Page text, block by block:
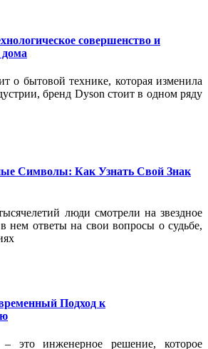
совершенство и
о бытовой технике, которая изменила
бренд Dyson стоит в одном ряду
Символы: Как Узнать Свой Знак
люди смотрели на звездное
нем ответы на свои вопросы о судьбе,
Подход к
это инженерное решение, которое